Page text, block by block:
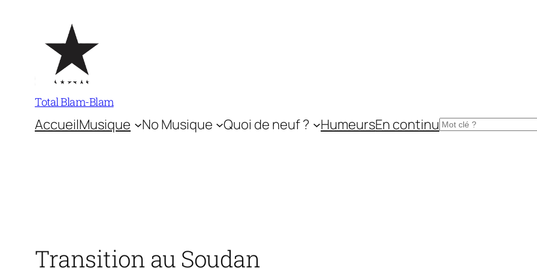
contenu
Total Blam-Blam
AccueilMusique No Musique Quoi de neuf ? HumeursEn continuRechercher
Transition au Soudan